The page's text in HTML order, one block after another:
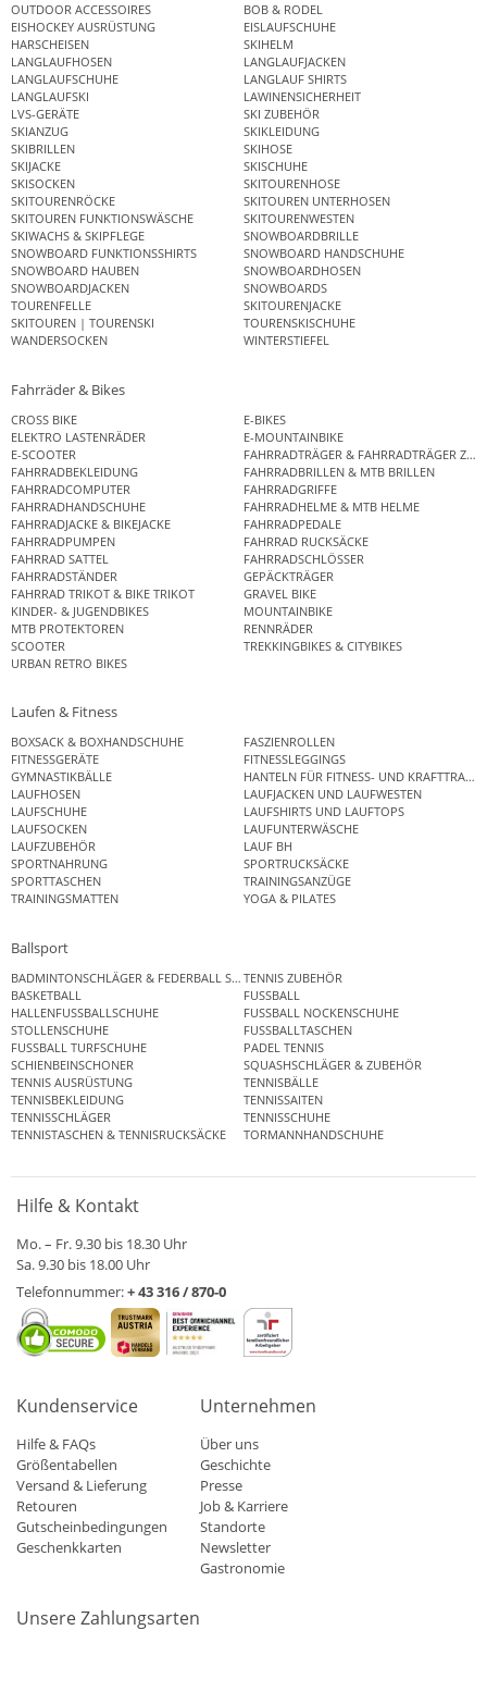
OUTDOOR ACCESSOIRES
BOB & RODEL
EISHOCKEY AUSRÜSTUNG
EISLAUFSCHUHE
HARSCHEISEN
SKIHELM
LANGLAUFHOSEN
LANGLAUFJACKEN
LANGLAUFSCHUHE
LANGLAUF SHIRTS
LANGLAUFSKI
LAWINENSICHERHEIT
LVS-GERÄTE
SKI ZUBEHÖR
SKIANZUG
SKIKLEIDUNG
SKIBRILLEN
SKIHOSE
SKIJACKE
SKISCHUHE
SKISOCKEN
SKITOURENHOSE
SKITOURENRÖCKE
SKITOUREN UNTERHOSEN
SKITOUREN FUNKTIONSWÄSCHE
SKITOURENWESTEN
SKIWACHS & SKIPFLEGE
SNOWBOARDBRILLE
SNOWBOARD FUNKTIONSSHIRTS
SNOWBOARD HANDSCHUHE
SNOWBOARD HAUBEN
SNOWBOARDHOSEN
SNOWBOARDJACKEN
SNOWBOARDS
TOURENFELLE
SKITOURENJACKE
SKITOUREN | TOURENSKI
TOURENSKISCHUHE
WANDERSOCKEN
WINTERSTIEFEL
Fahrräder & Bikes
CROSS BIKE
E-BIKES
ELEKTRO LASTENRÄDER
E-MOUNTAINBIKE
E-SCOOTER
FAHRRADTRÄGER & FAHRRADTRÄGER
FAHRRADBEKLEIDUNG
FAHRRADBRILLEN & MTB BRILLEN
FAHRRADCOMPUTER
FAHRRADGRIFFE
FAHRRADHANDSCHUHE
FAHRRADHELME & MTB HELME
FAHRRADJACKE & BIKEJACKE
FAHRRADPEDALE
FAHRRADPUMPEN
FAHRRAD RUCKSÄCKE
FAHRRAD SATTEL
FAHRRADSCHLÖSSER
FAHRRADSTÄNDER
GEPÄCKTRÄGER
FAHRRAD TRIKOT & BIKE TRIKOT
GRAVEL BIKE
KINDER- & JUGENDBIKES
MOUNTAINBIKE
MTB PROTEKTOREN
RENNRÄDER
SCOOTER
TREKKINGBIKES & CITYBIKES
URBAN RETRO BIKES
Laufen & Fitness
BOXSACK & BOXHANDSCHUHE
FASZIENROLLEN
FITNESSGERÄTE
FITNESSLEGGINGS
GYMNASTIKBÄLLE
HANTELN FÜR FITNESS- UND
LAUFHOSEN
LAUFJACKEN UND LAUFWESTEN
LAUFSCHUHE
LAUFSHIRTS UND LAUFTOPS
LAUFSOCKEN
LAUFUNTERWÄSCHE
LAUFZUBEHÖR
LAUF BH
SPORTNAHRUNG
SPORTRUCKSÄCKE
SPORTTASCHEN
TRAININGSANZÜGE
TRAININGSMATTEN
YOGA & PILATES
Ballsport
BADMINTONSCHLÄGER & FEDERBALL SETSTENNIS ZUBEHÖR
BASKETBALL
FUSSBALL
HALLENFUSSBALLSCHUHE
FUSSBALL NOCKENSCHUHE
STOLLENSCHUHE
FUSSBALLTASCHEN
FUSSBALL TURFSCHUHE
PADEL TENNIS
SCHIENBEINSCHONER
SQUASHSCHLÄGER & ZUBEHÖR
TENNIS AUSRÜSTUNG
TENNISBÄLLE
TENNISBEKLEIDUNG
TENNISSAITEN
TENNISSCHLÄGER
TENNISSCHUHE
TENNISTASCHEN & TENNISRUCKSÄCKE
TORMANNHANDSCHUHE
Hilfe & Kontakt
Mo. – Fr. 9.30 bis 18.30 Uhr
Sa. 9.30 bis 18.00 Uhr
Telefonnummer:+ 43 316 / 870-0
Kundenservice
Hilfe & FAQs
Größentabellen
Versand & Lieferung
Retouren
Gutscheinbedingungen
Geschenkkarten
Unternehmen
Über uns
Geschichte
Presse
Job & Karriere
Standorte
Newsletter
Gastronomie
Unsere Zahlungsarten